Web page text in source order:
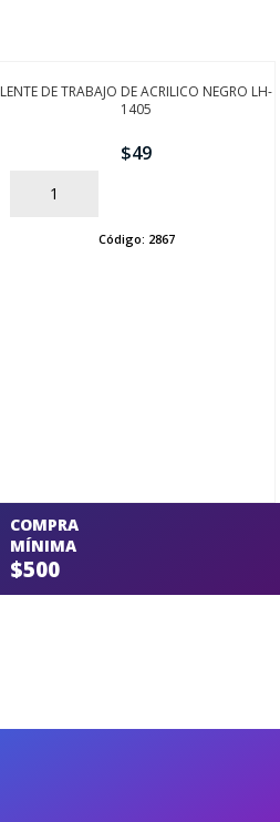
LENTE DE TRABAJO DE ACRILICO NEGRO LH-
1405
$49
AÑADIR
Código: 2867
COMPRA
MÍNIMA
$500